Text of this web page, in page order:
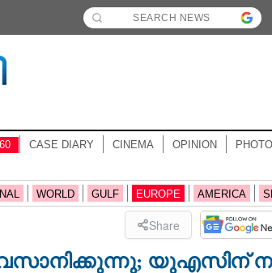
CASE DIARY CINEMA OPINION
WORLD GULF EUROPE AMERICA
Share
യുഎസിന്